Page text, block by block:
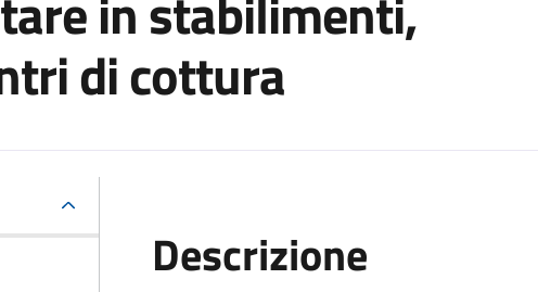
di cottura
Descrizione